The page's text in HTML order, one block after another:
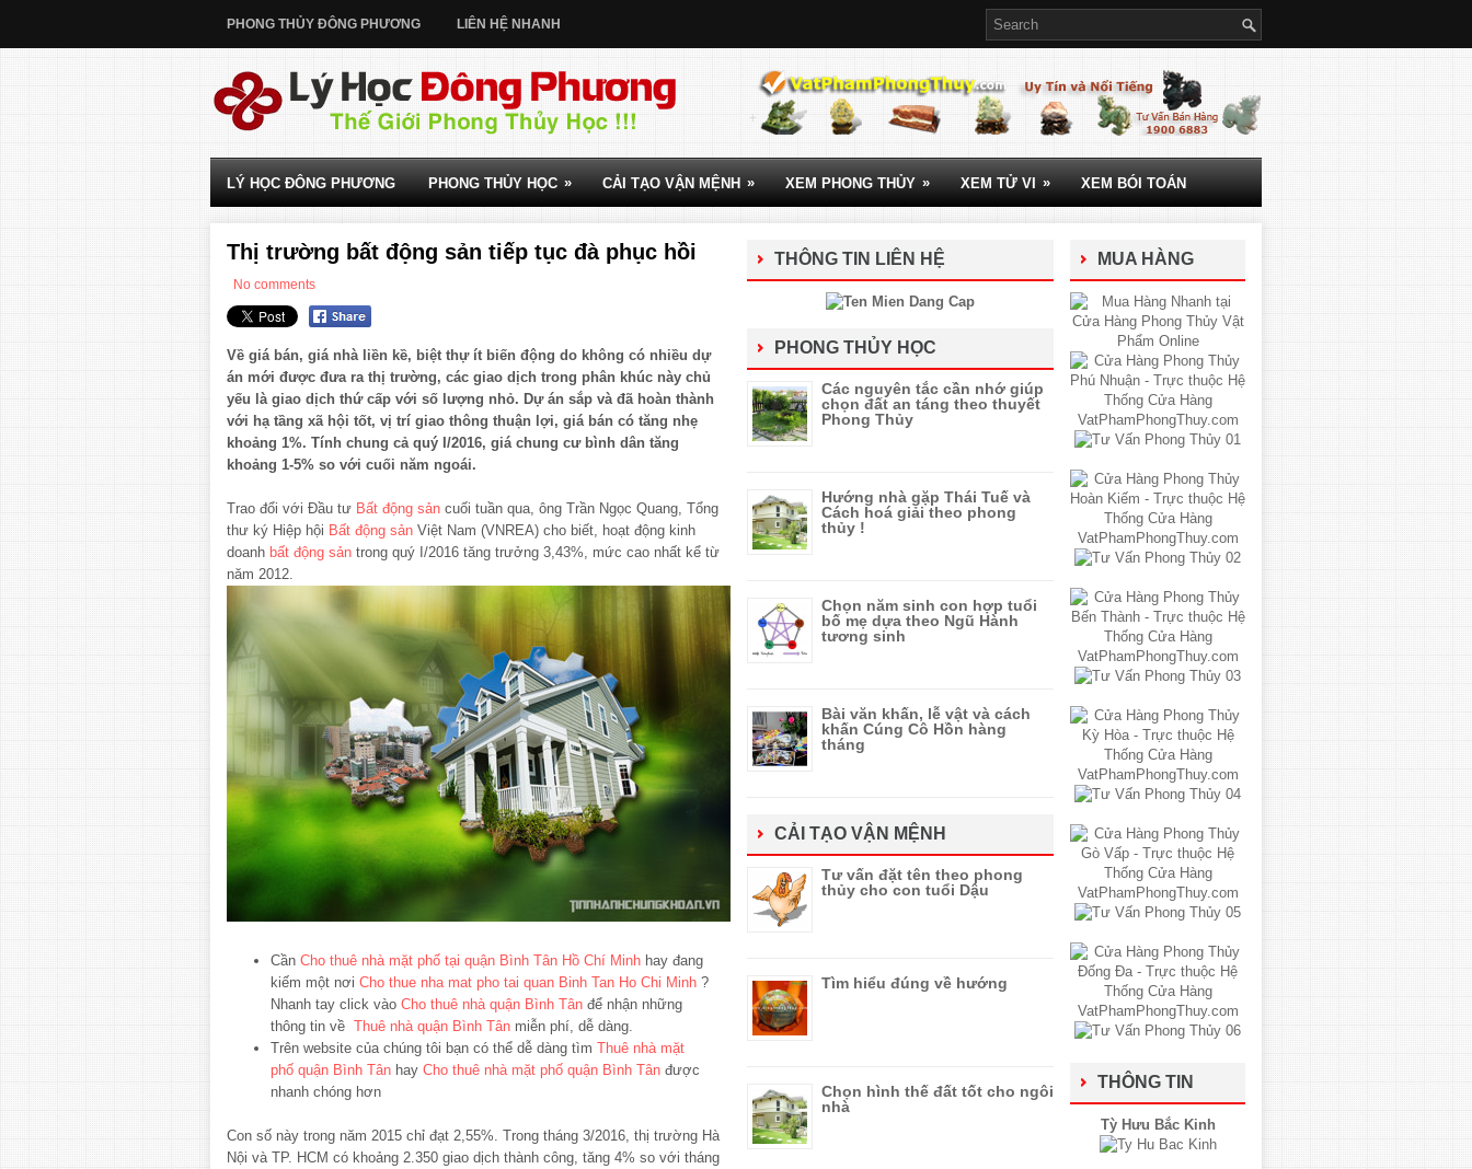
PHONG THỦY ĐÔNG PHƯƠNG LIÊN HỆ NHANH
LÝ HỌC ĐÔNG PHƯƠNG PHONG THỦY HỌC » CẢI TẠO VẬN MỆNH » XEM PHONG THỦY » XEM TỬ VI » XEM BÓI TOÁN
Thị trường bất động sản tiếp tục đà phục hồi
No comments
Về giá bán, giá nhà liền kề, biệt thự ít biến động do không có nhiều dự
án mới được đưa ra thị trường, các giao dịch trong phân khúc này chủ
yếu là giao dịch thứ cấp với số lượng nhỏ. Dự án sắp và đã hoàn thành
với hạ tầng xã hội tốt, vị trí giao thông thuận lợi, giá bán có tăng nhẹ
khoảng 1%. Tính chung cả quý I/2016, giá chung cư bình dân tăng
khoảng 1-5% so với cuối năm ngoái.
Trao đổi với Đầu tư Bất động sản cuối tuần qua, ông Trần Ngọc Quang, Tổng
thư ký Hiệp hội Bất động sản Việt Nam (VNREA) cho biết, hoạt động kinh
doanh bất động sản trong quý I/2016 tăng trưởng 3,43%, mức cao nhất kể từ
năm 2012.
Cần Cho thuê nhà mặt phố tại quận Bình Tân Hồ Chí Minh hay đang
kiếm một nơi Cho thue nha mat pho tai quan Binh Tan Ho Chi Minh ?
Nhanh tay click vào Cho thuê nhà quận Bình Tân để nhận những
thông tin về Thuê nhà quận Bình Tân miễn phí, dễ dàng.
Trên website của chúng tôi bạn có thể dễ dàng tìm Thuê nhà mặt
phố quận Bình Tân hay Cho thuê nhà mặt phố quận Bình Tân được
nhanh chóng hơn
Con số này trong năm 2015 chỉ đạt 2,55%. Trong tháng 3/2016, thị trường Hà
Nội và TP. HCM có khoảng 2.350 giao dịch thành công, tăng 4% so với tháng
THÔNG TIN LIÊN HỆ
PHONG THỦY HỌC
Các nguyên tắc cần nhớ giúp
chọn đất an táng theo thuyết
Phong Thủy
Hướng nhà gặp Thái Tuế và
Cách hoá giải theo phong
thủy !
Chọn năm sinh con hợp tuổi
bố mẹ dựa theo Ngũ Hành
tương sinh
Bài văn khấn, lễ vật và cách
khấn Cúng Cô Hồn hàng
tháng
CẢI TẠO VẬN MỆNH
Tư vấn đặt tên theo phong
thủy cho con tuổi Dậu
Tìm hiểu đúng về hướng
Chọn hình thế đất tốt cho ngôi
nhà
MUA HÀNG
THÔNG TIN
Tỳ Hưu Bắc Kinh